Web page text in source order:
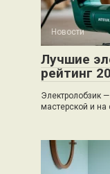
Новости
Лучшие
рейтинг
Электролобзик
мастерской и